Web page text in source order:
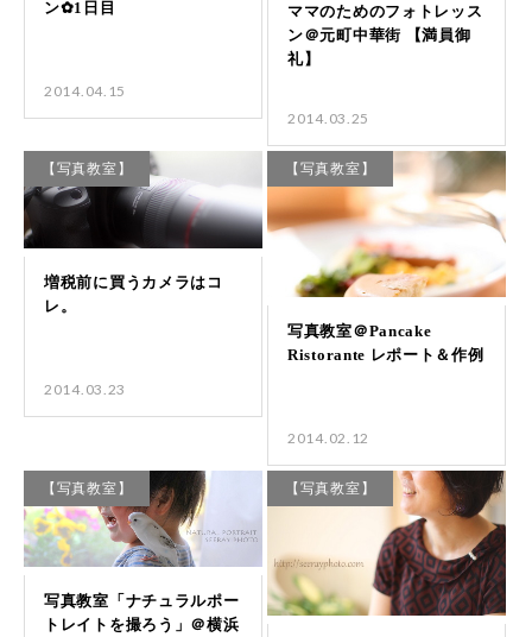
2014.04.15
2014.03.25
【写真教室】
2014.03.23
【写真教室】
2014.02.12
【写真教室】 【写真教室】